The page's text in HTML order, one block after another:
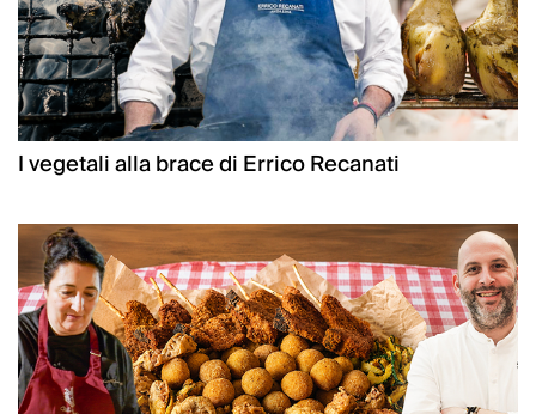
I vegetali alla brace di Errico Recanati